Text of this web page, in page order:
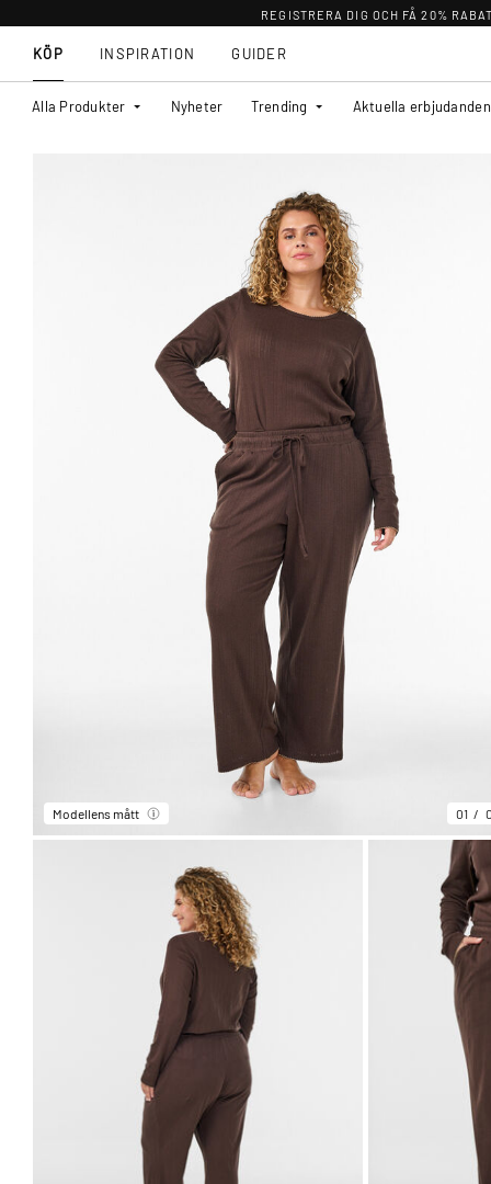
REGISTRERA DIG OCH FÅ 20%
KÖP
Alla Produkter Nyheter Trending Aktuella erbjudanden
INSPIRATION GUIDER
Modellens mått 01